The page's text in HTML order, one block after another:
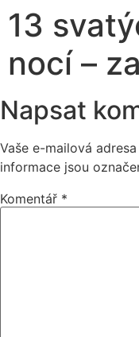
13
nocí –
Napsat
Vaše e-mailová
informace jsou
Komentář *